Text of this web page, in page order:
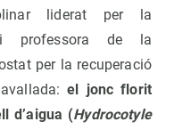
liderat per la
i professora de la
per la recuperació
el jonc florit
d’aigua (Hydrocotyle